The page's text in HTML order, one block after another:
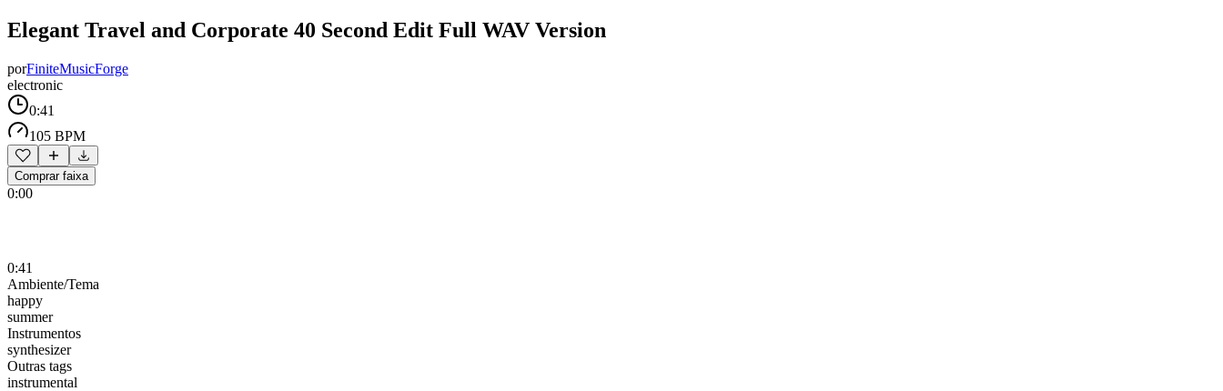
Elegant Travel and Corporate 40 Second Edit Full WAV Version
porFiniteMusicForge
electronic
0:41
105 BPM
Comprar faixa
0:00
0:41
Ambiente/Tema
happy
summer
Instrumentos
synthesizer
Outras tags
instrumental